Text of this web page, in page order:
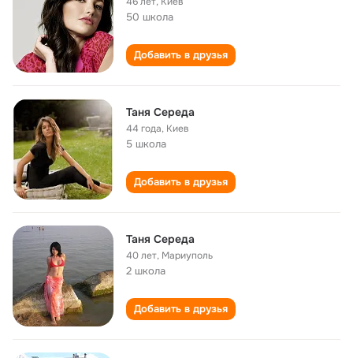
50 школа
Добавить в друзья
Таня Середа
44 года, Киев
5 школа
Добавить в друзья
Таня Середа
40 лет, Мариуполь
2 школа
Добавить в друзья